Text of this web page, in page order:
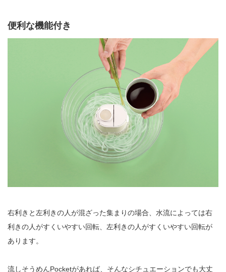
便利な機能付き
右利きと左利きの人が混ざった集まりの場合、水流によっては右
利きの人がすくいやすい回転、左利きの人がすくいやすい回転が
あります。
流しそうめんPocketがあれば、そんなシチュエーションでも大丈